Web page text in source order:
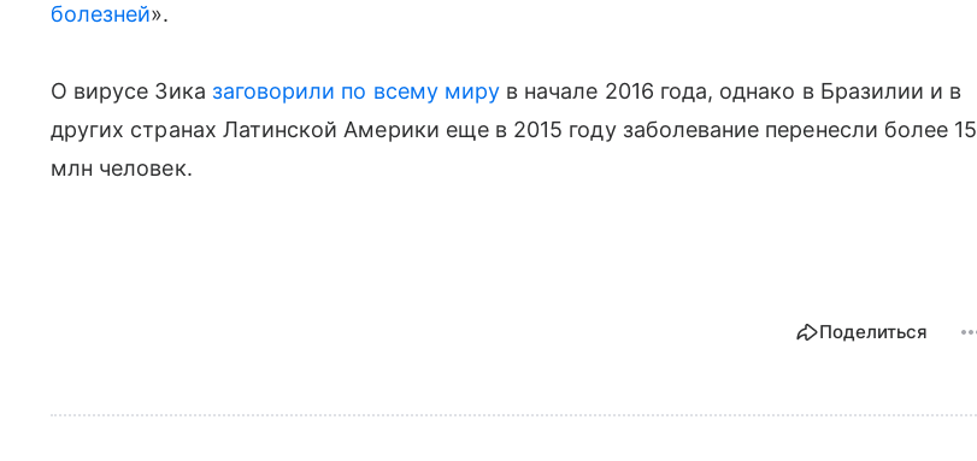
болезней».
О вирусе Зика заговорили по всему миру в начале 2016 года, однако в Бразилии и в
других странах Латинской Америки еще в 2015 году заболевание перенесли более 15
млн человек.
Поделиться